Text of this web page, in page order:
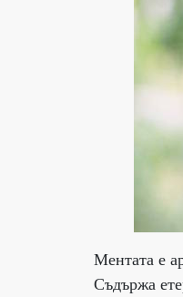
Ментата е
Съдържа